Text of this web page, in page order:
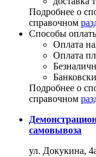
Подробнее о
справочном
Способы
Оплата
Оплата
Подробнее о
справочном
самовывоза
ул. Докукина,